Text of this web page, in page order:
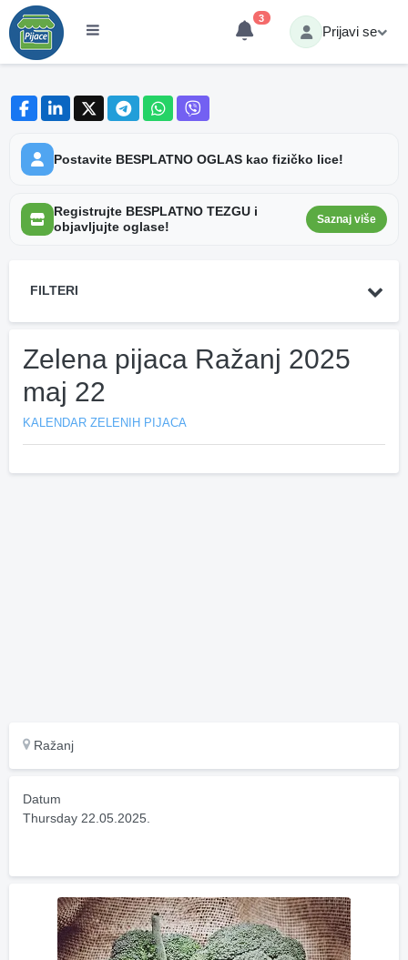
3
Prijavi se
Postavite BESPLATNO OGLAS kao fizičko lice!
Registrujte BESPLATNO TEZGU i
objavljujte oglase!
Saznaj više
FILTERI
Zelena pijaca Ražanj 2025
maj 22
KALENDAR ZELENIH PIJACA
Ražanj
Datum
Thursday 22.05.2025.